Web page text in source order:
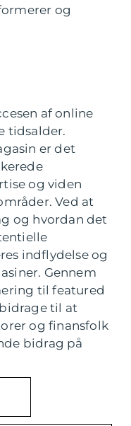
og
af online
tidsalder.
er det
og viden
Ved at
og hvordan det
indflydelse og
Gennem
til featured
til at
og finansfolk
bidrag på